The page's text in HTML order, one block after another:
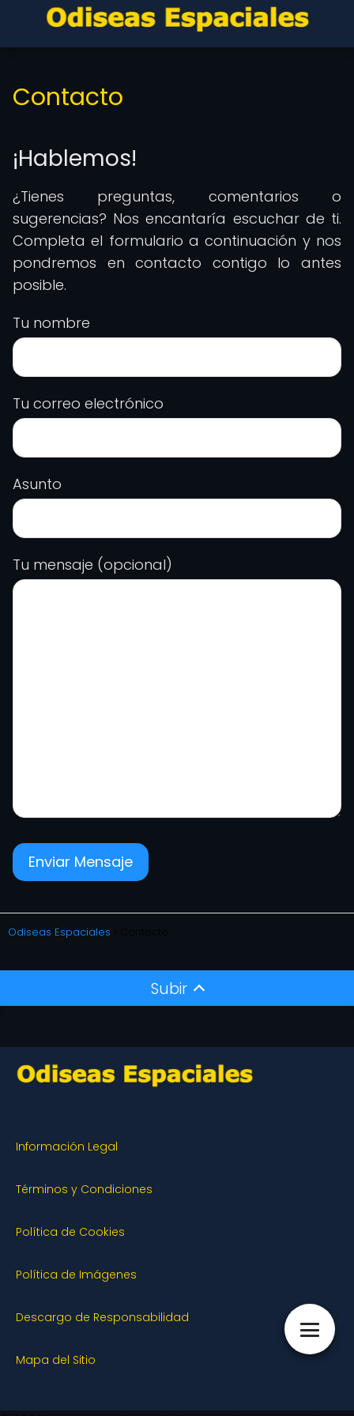
Contacto
¡Hablemos!
¿Tienes preguntas, comentarios o
sugerencias? Nos encantaría escuchar de ti.
Completa el formulario a continuación y nos
pondremos en contacto contigo lo antes
posible.
Tu nombre
Tu correo electrónico
Asunto
Tu mensaje (opcional)
Odiseas Espaciales
Subir
Información Legal
Términos y Condiciones
Política de Cookies
Política de Imágenes
Descargo de Responsabilidad
Mapa del Sitio